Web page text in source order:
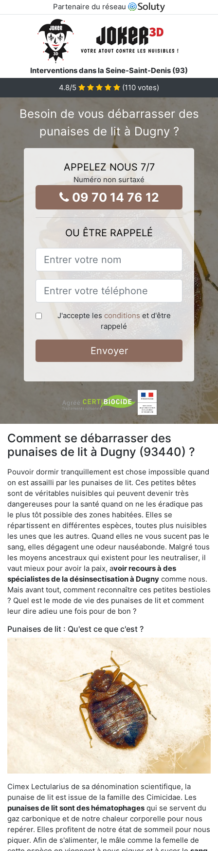
Partenaire du réseau
Interventions dans la Seine-Saint-Denis (93)
4.8/5 (110 votes)
Besoin de vous débarrasser des
punaises de lit à Dugny ?
APPELEZ NOUS 7/7
Numéro non surtaxé
09 70 14 76 12
OU ÊTRE RAPPELÉ
J'accepte les conditions et d'être
rappelé
Envoyer
Comment se débarrasser des
punaises de lit à Dugny (93440) ?
Pouvoir dormir tranquillement est chose impossible quand
on est assailli par les punaises de lit. Ces petites bêtes
sont de véritables nuisibles qui peuvent devenir très
dangereuses pour la santé quand on ne les éradique pas
le plus tôt possible des zones habitées. Elles se
répartissent en différentes espèces, toutes plus nuisibles
les unes que les autres. Quand elles ne vous sucent pas le
sang, elles dégagent une odeur nauséabonde. Malgré tous
les moyens ancestraux qui existent pour les neutraliser, il
vaut mieux pour avoir la paix, avoir recours à des
spécialistes de la désinsectisation à Dugny comme nous.
Mais avant tout, comment reconnaître ces petites bestioles
? Quel est le mode de vie des punaises de lit et comment
leur dire adieu une fois pour de bon ?
Punaises de lit : Qu'est ce que c'est ?
Cimex Lectularius de sa dénomination scientifique, la
punaise de lit est issue de la famille des Cimicidae. Les
punaises de lit sont des hématophages qui se servent du
gaz carbonique et de notre chaleur corporelle pour nous
repérer. Elles profitent de notre état de sommeil pour nous
piquer. Afin de s'alimenter, le mâle comme la femelle de